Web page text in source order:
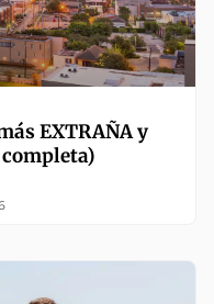
EXTRAÑA y